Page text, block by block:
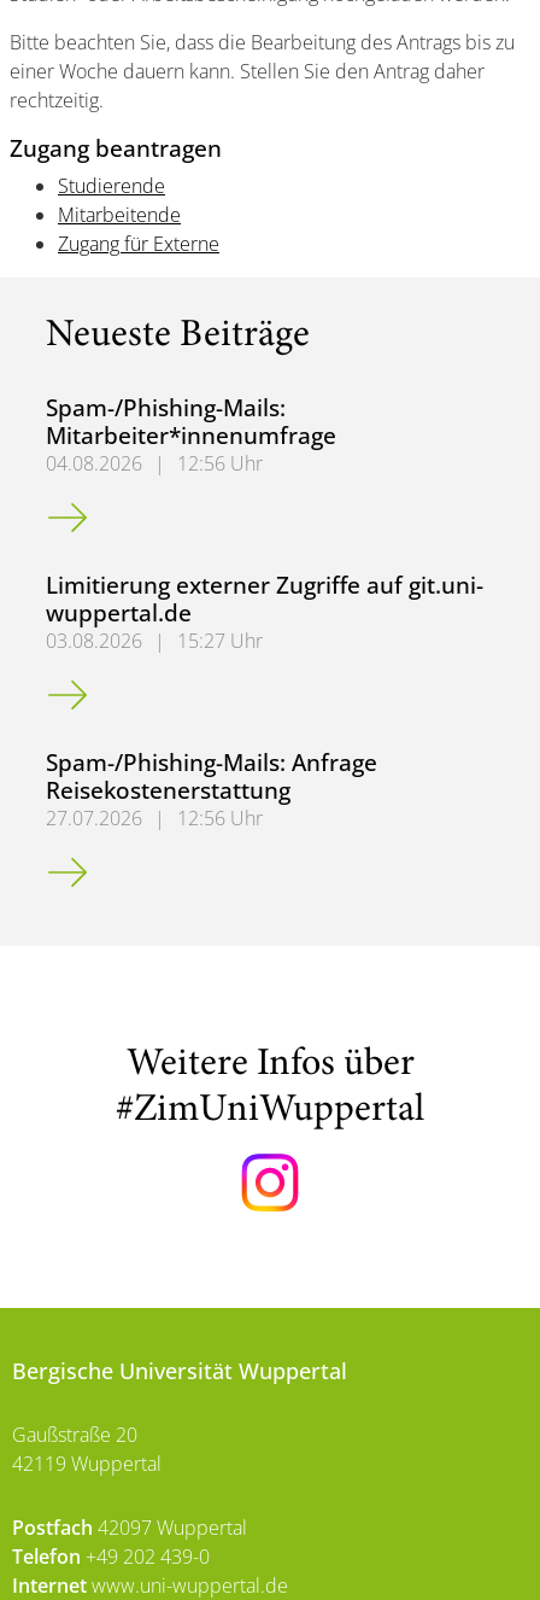
Bitte beachten Sie, dass die Bearbeitung des Antrags bis zu
einer Woche dauern kann. Stellen Sie den Antrag daher
rechtzeitig.
Zugang beantragen
Studierende
Mitarbeitende
Zugang für Externe
Neueste Beiträge
Spam-/Phishing-Mails:
Mitarbeiter*innenumfrage
04.08.2026 |
12:56 Uhr
Spam-/Phishing-Mails: Mitarbeiter*innenumfrage
Limitierung externer Zugriffe auf git.uni-
wuppertal.de
03.08.2026 |
15:27 Uhr
Limitierung externer Zugriffe auf git.uni-wuppertal.de
Spam-/Phishing-Mails: Anfrage
Reisekostenerstattung
27.07.2026 |
12:56 Uhr
Spam-/Phishing-Mails: Anfrage Reisekostenerstattung
Weitere Infos über
#ZimUniWuppertal
Bergische Universität Wuppertal
Gaußstraße 20
42119 Wuppertal
Postfach 42097 Wuppertal
Telefon +49 202 439-0
Internetwww.uni-wuppertal.de